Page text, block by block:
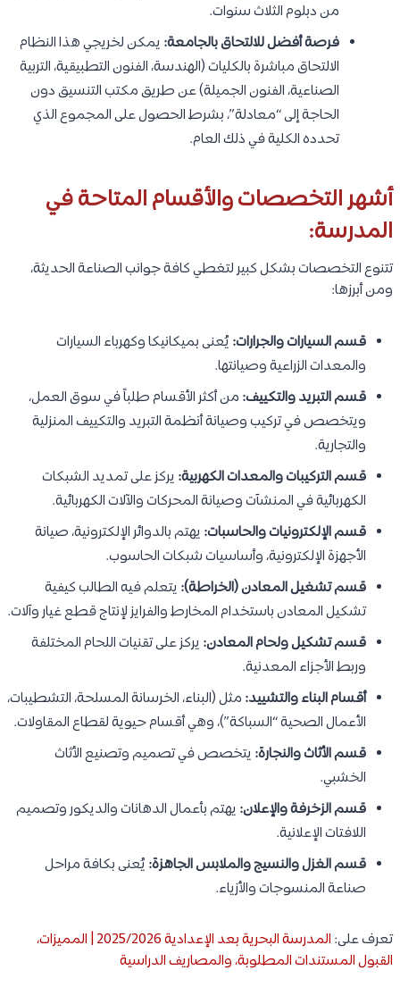
من دبلوم الثلاث سنوات.
فرصة أفضل للالتحاق بالجامعة: يمكن لخريجي هذا النظام
الالتحاق مباشرة بالكليات (الهندسة، الفنون التطبيقية، التربية
الصناعية، الفنون الجميلة) عن طريق مكتب التنسيق دون
الحاجة إلى “معادلة”، بشرط الحصول على المجموع الذي
تحدده الكلية في ذلك العام.
أشهر التخصصات والأقسام المتاحة في
المدرسة:
تتنوع التخصصات بشكل كبير لتغطي كافة جوانب الصناعة الحديثة،
ومن أبرزها:
قسم السيارات والجرارات: يُعنى بميكانيكا وكهرباء السيارات
والمعدات الزراعية وصيانتها.
قسم التبريد والتكييف: من أكثر الأقسام طلباً في سوق العمل،
ويتخصص في تركيب وصيانة أنظمة التبريد والتكييف المنزلية
والتجارية.
قسم التركيبات والمعدات الكهربية: يركز على تمديد الشبكات
الكهربائية في المنشآت وصيانة المحركات والآلات الكهربائية.
قسم الإلكترونيات والحاسبات: يهتم بالدوائر الإلكترونية، صيانة
الأجهزة الإلكترونية، وأساسيات شبكات الحاسوب.
قسم تشغيل المعادن (الخراطة): يتعلم فيه الطالب كيفية
تشكيل المعادن باستخدام المخارط والفرايز لإنتاج قطع غيار وآلات.
قسم تشكيل ولحام المعادن: يركز على تقنيات اللحام المختلفة
وربط الأجزاء المعدنية.
أقسام البناء والتشييد: مثل (البناء، الخرسانة المسلحة، التشطيبات،
الأعمال الصحية “السباكة”)، وهي أقسام حيوية لقطاع المقاولات.
قسم الأثاث والنجارة: يتخصص في تصميم وتصنيع الأثاث
الخشبي.
قسم الزخرفة والإعلان: يهتم بأعمال الدهانات والديكور وتصميم
اللافتات الإعلانية.
قسم الغزل والنسيج والملابس الجاهزة: يُعنى بكافة مراحل
صناعة المنسوجات والأزياء.
تعرف على:
المدرسة البحرية بعد الإعدادية 2025/2026 | المميزات،
القبول المستندات المطلوبة، والمصاريف الدراسية